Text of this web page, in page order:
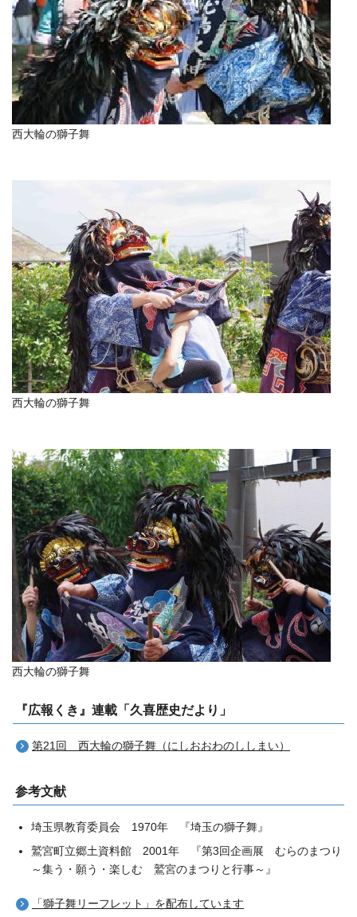
西大輪の獅子舞
西大輪の獅子舞
西大輪の獅子舞
『広報くき』連載「久喜歴史だより」
第21回 西大輪の獅子舞（にしおおわのししまい）
参考文献
埼玉県教育委員会 1970年 『埼玉の獅子舞』
鷲宮町立郷土資料館 2001年 『第3回企画展 むらのまつり
～集う・願う・楽しむ 鷲宮のまつりと行事～』
「獅子舞リーフレット」を配布しています